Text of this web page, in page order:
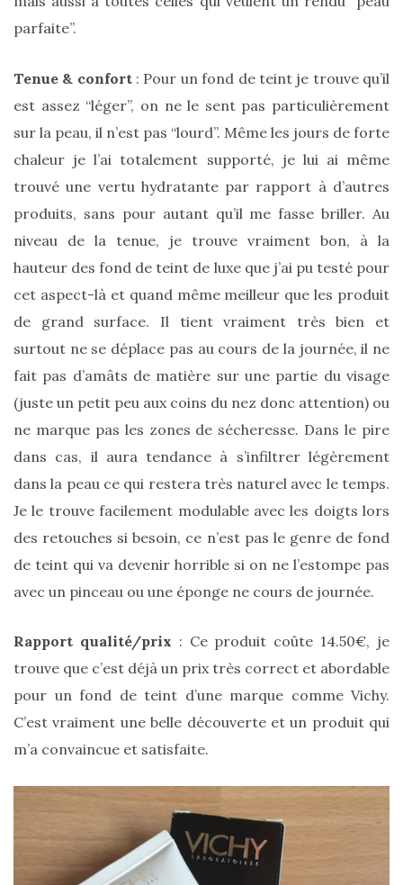
belles
sacs
vegan
:
7
alternatives
éco-
responsables
cuir
11/04/2026
les
Monceau
Mini
Marly
Ateliers
Auguste,
lequel
?
02/05/2026
parfaite”.
Tenue & confort: Pour un fond de teint je trouve qu’il
est assez “léger”, on ne le sent pas particulièrement
sur la peau, il n’est pas “lourd”. Même les jours de forte
chaleur je l’ai totalement supporté, je lui ai même
trouvé une vertu hydratante par rapport à d’autres
produits, sans pour autant qu’il me fasse briller. Au
niveau de la tenue, je trouve vraiment bon, à la
hauteur des fond de teint de luxe que j’ai pu testé pour
cet aspect-là et quand même meilleur que les produit
de grand surface. Il tient vraiment très bien et
surtout ne se déplace pas au cours de la journée, il ne
fait pas d’amâts de matière sur une partie du visage
(juste un petit peu aux coins du nez donc attention) ou
ne marque pas les zones de sécheresse. Dans le pire
dans cas, il aura tendance à s’infiltrer légèrement
dans la peau ce qui restera très naturel avec le temps.
Je le trouve facilement modulable avec les doigts lors
des retouches si besoin, ce n’est pas le genre de fond
de teint qui va devenir horrible si on ne l’estompe pas
avec un pinceau ou une éponge ne cours de journée.
Rapport qualité/prix : Ce produit coûte 14.50€, je
trouve que c’est déjà un prix très correct et abordable
pour un fond de teint d’une marque comme Vichy.
C’est vraiment une belle découverte et un produit qui
m’a convaincue et satisfaite.